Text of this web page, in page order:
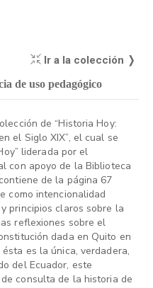
Ir a la colección ❭
de uso pedagógico
de “Historia Hoy:
el Siglo XIX”, el cual se
liderada por el
con apoyo de la Biblioteca
de la página 67
como intencionalidad
principios claros sobre la
reflexiones sobre el
dada en Quito en
es la única, verdadera,
del Ecuador, este
consulta de la historia de